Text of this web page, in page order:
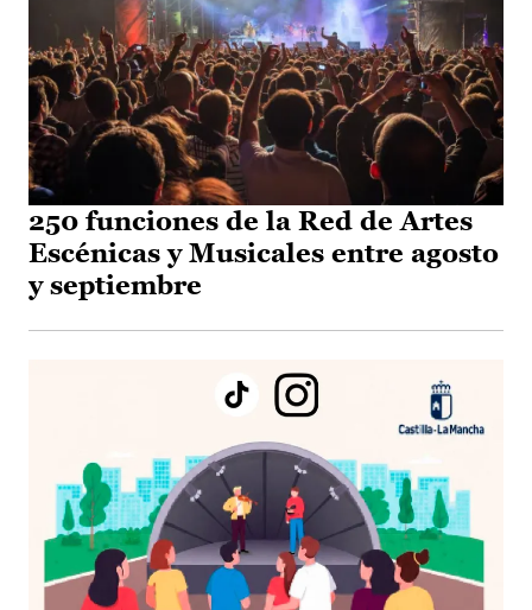
250 funciones de la Red de Artes
Escénicas y Musicales entre agosto
y septiembre